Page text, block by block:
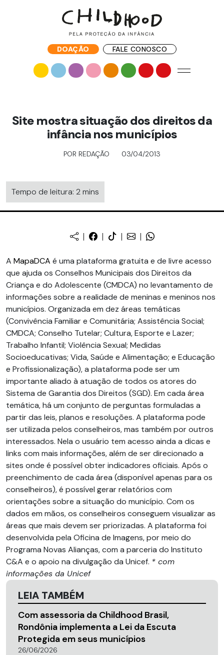
DOAÇÃO FALE CONOSCO
Site mostra situação dos direitos da
infância nos municípios
POR REDAÇÃO 03/04/2013
Tempo de leitura: 2 mins
A MapaDCA é uma plataforma gratuita e de livre acesso
que ajuda os Conselhos Municipais dos Direitos da
Criança e do Adolescente (CMDCA) no levantamento de
informações sobre a realidade de meninas e meninos nos
municípios. Organizada em dez áreas temáticas
(Convivência Familiar e Comunitária; Assistência Social;
CMDCA; Conselho Tutelar; Cultura, Esporte e Lazer;
Trabalho Infantil; Violência Sexual; Medidas
Socioeducativas; Vida, Saúde e Alimentação; e Educação
e Profissionalização), a plataforma pode ser um
importante aliado à atuação de todos os atores do
Sistema de Garantia dos Direitos (SGD). Em cada área
temática, há um conjunto de perguntas formuladas a
partir das leis, planos e resoluções. A plataforma pode
ser utilizada pelos conselheiros, mas também por outros
interessados. Nela o usuário tem acesso ainda a dicas e
links com mais informações, além de ser direcionado a
sites onde é possível obter indicadores oficiais. Após o
preenchimento de cada área (disponível apenas para os
conselheiros), é possível gerar relatórios com
orientações sobre a situação do município. Com os
dados em mãos, os conselheiros conseguem visualizar as
áreas que mais devem ser priorizadas. A plataforma foi
desenvolvida pela Oficina de Imagens, por meio do
Programa Novas Alianças, com a parceria do Instituto
C&A e o apoio na divulgação da Unicef. * com
informações da Unicef
LEIA TAMBÉM
Com assessoria da Childhood Brasil,
Rondônia implementa a Lei da Escuta
Protegida em seus municípios
26/06/2026